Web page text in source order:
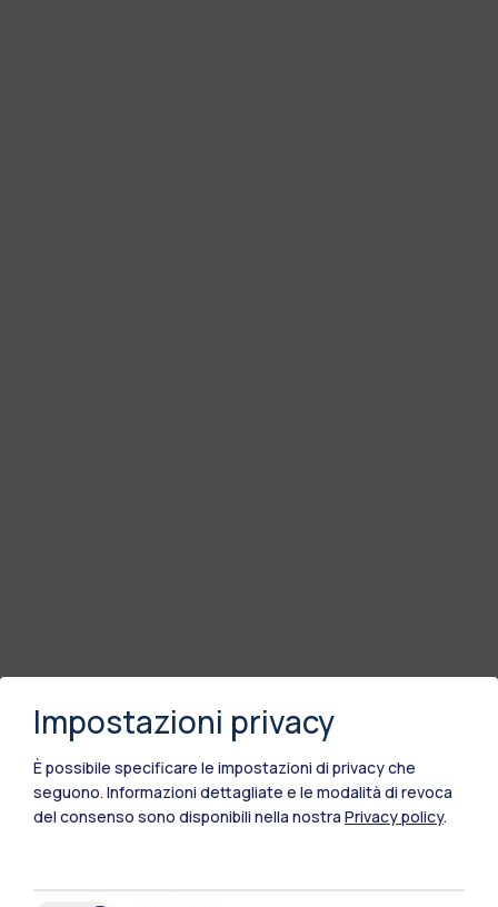
Impostazioni privacy
È possibile specificare le impostazioni di privacy che
seguono. Informazioni dettagliate e le modalità di revoca
del consenso sono disponibili nella nostra Privacy policy.